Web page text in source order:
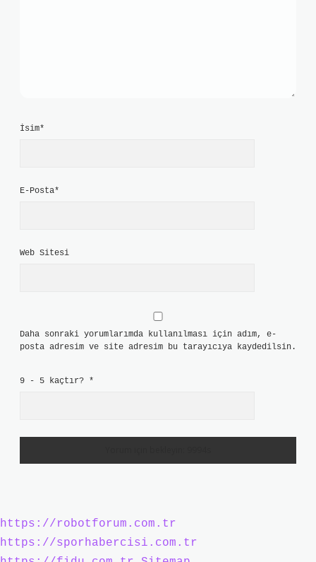
İsim*
E-Posta*
Web Sitesi
Daha sonraki yorumlarımda kullanılması için adım, e-
posta adresim ve site adresim bu tarayıcıya kaydedilsin.
9 - 5 kaçtır? *
https://robotforum.com.tr
https://sporhabercisi.com.tr